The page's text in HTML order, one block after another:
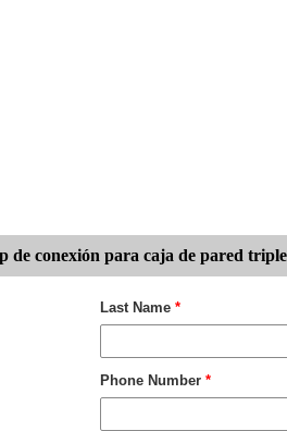
de conexión para caja de pared